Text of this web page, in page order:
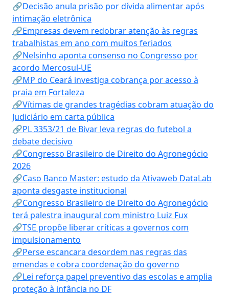
🔗Decisão anula prisão por dívida alimentar após
intimação eletrônica
🔗Empresas devem redobrar atenção às regras
trabalhistas em ano com muitos feriados
🔗Nelsinho aponta consenso no Congresso por
acordo Mercosul-UE
🔗MP do Ceará investiga cobrança por acesso à
praia em Fortaleza
🔗Vítimas de grandes tragédias cobram atuação do
Judiciário em carta pública
🔗PL 3353/21 de Bivar leva regras do futebol a
debate decisivo
🔗Congresso Brasileiro de Direito do Agronegócio
2026
🔗Caso Banco Master: estudo da Ativaweb DataLab
aponta desgaste institucional
🔗Congresso Brasileiro de Direito do Agronegócio
terá palestra inaugural com ministro Luiz Fux
🔗TSE propõe liberar críticas a governos com
impulsionamento
🔗Perse escancara desordem nas regras das
emendas e cobra coordenação do governo
🔗Lei reforça papel preventivo das escolas e amplia
proteção à infância no DF